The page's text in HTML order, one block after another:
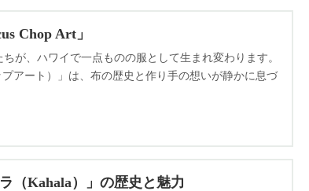
Chop Art」
が、ハワイで一点ものの服として生まれ変わります。
アート）」は、布の歴史と作り手の想いが静かに息づ
（Kahala）」の歴史と魅力